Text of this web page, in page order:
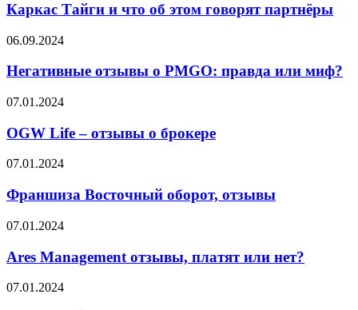
отзывы
о
Тайги
что
этом
партнёры
Каркас Тайги и что об этом говорят партнёры
Негативные
о
правда
миф?
06.09.2024
Негативные отзывы о PMGO: правда или миф?
OGW
–
отзывы
о
07.01.2024
OGW Life – отзывы о брокере
Франшиза
оборот,
отзывы
07.01.2024
Франшиза Восточный оборот, отзывы
Ares
отзывы,
платят
или
07.01.2024
Ares Management отзывы, платят или нет?
GuardCapital
07.01.2024